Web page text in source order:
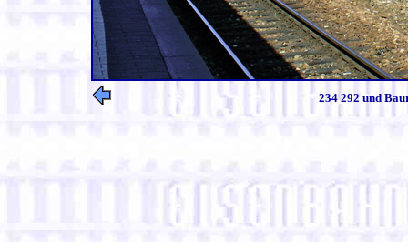
234 292 und